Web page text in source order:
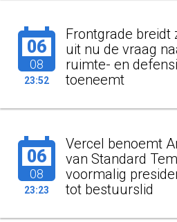
06
08
23:52
Frontgrade
uit nu de vraag
ruimte- en
toeneemt
06
08
23:23
Vercel benoemt
van Standard
voormalig
tot bestuurslid